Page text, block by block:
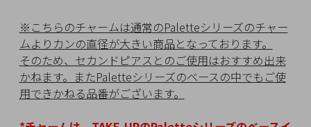
※こちらのチャームは通常のPaletteシリーズのチャー
ムよりカンの直径が大きい商品となっております。
そのため、セカンドピアスとのご使用はおすすめ出来
かねます。またPaletteシリーズのベースの中でもご使
用できかねる品番がございます。
ア
イ
テ
ム
近